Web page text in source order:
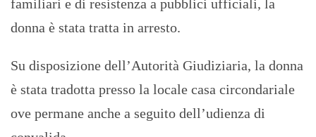
familiari e di resistenza a pubblici ufficiali, la
donna è stata tratta in arresto.
Su disposizione dell’Autorità Giudiziaria, la donna
è stata tradotta presso la locale casa circondariale
ove permane anche a seguito dell’udienza di